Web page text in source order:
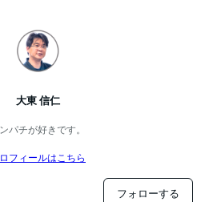
大東 信仁
パチが好きです。
フィールはこちら
フォローする